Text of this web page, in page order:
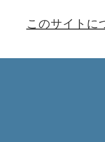
このサイトに